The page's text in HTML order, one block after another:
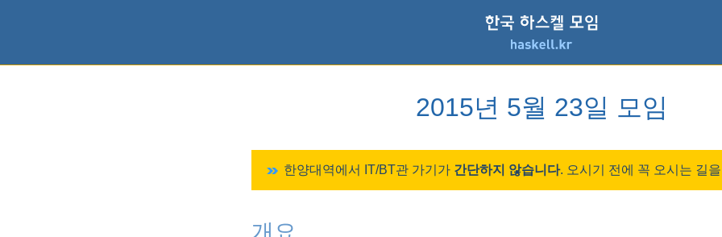
2015년 5월 23일 모임
한양대역에서 IT/BT관 가기가 간단하지 않습니다. 오시기 전에 꼭 오시는 길
개요